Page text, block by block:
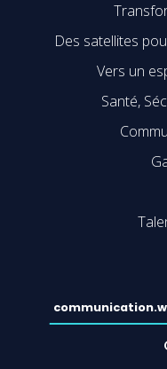
Des satellites
Vers un
Santé,